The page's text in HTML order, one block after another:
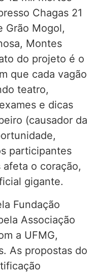
Chagas 21
Grão Mogol,
Montes
do projeto é o
que cada vagão
teatro,
e dicas
(causador da
participantes
o coração,
gigante.
Fundação
Associação
a UFMG,
As propostas do